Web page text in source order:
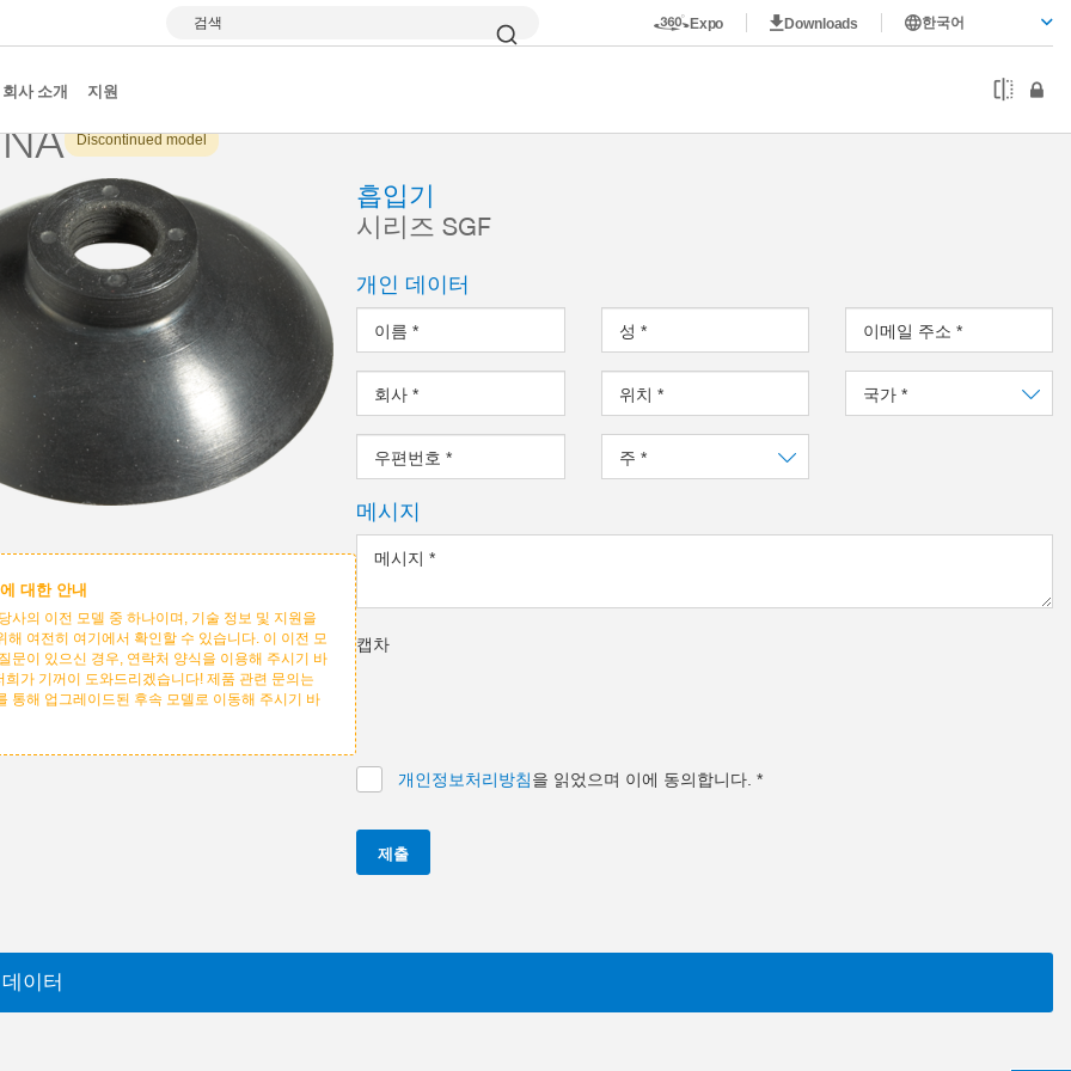
검색 Expo Downloads 한국어
회사 소개 지원
시리즈 SGF SGF8NA
Discontinued model
대한 안내
사의 이전 모델 중 하나이며, 기술 정보 및 지원을
해 여전히 여기에서 확인할 수 있습니다. 이 이전 모
문이 있으신 경우, 연락처 양식을 이용해 주시기 바
희가 기꺼이 도와드리겠습니다! 제품 관련 문의는
통해 업그레이드된 후속 모델로 이동해 주시기 바
흡입기
시리즈 SGF
개인 데이터
이름* 성 * 이메일 주소 *
회사* 위치 * 국가 *
우편번호* 주 *
메시지
메시지*
캡차
개인정보처리방침을 읽었으며 이에 동의합니다.*
제출
이터